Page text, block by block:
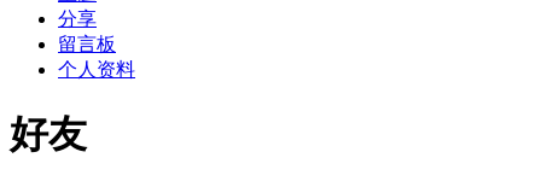
分享
留言板
个人资料
好友